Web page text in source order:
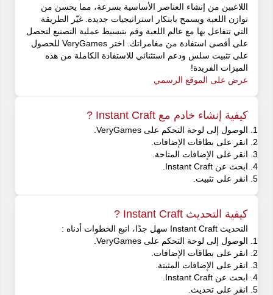
اللاعبين من إنشاء العناصر الأساسية بسرعة، مما يحسن من
توازن اللعبة ويسمح بابتكار استراتيجيات جديدة. غيّر الطريقة
التي تتفاعل بها مع عالم اللعبة وقم بتبسيط عملية التصنيع لتحصل
على أقصى استفادة من مغامراتك. اختر VeryGames للحصول
على تثبيت سلس ودعم استثنائي للاستفادة الكاملة من هذه
الميزات الفريدة!
عرض على الموقع الرسمي
كيفية إنشاء خادم مع Instant Craft ?
الوصول إلى لوحة التحكم على VeryGames.
انقر على بطاقات الإضافات.
انقر على الإضافات المتاحة.
ابحث عن Instant Craft.
انقر على تثبيت.
كيفية التحديث Instant Craft ?
التحديث Instant Craft سهل جدًا، اتبع الخطوات أدناه :
الوصول إلى لوحة التحكم على VeryGames.
انقر على بطاقات الإضافات.
انقر على الإضافات المثبتة.
ابحث عن Instant Craft.
انقر على تحديث.